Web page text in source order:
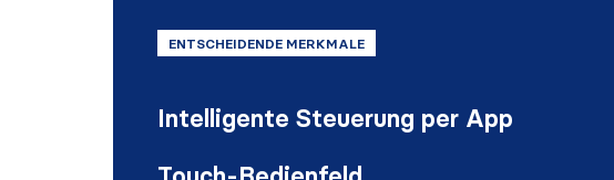
ENTSCHEIDENDE MERKMALE
Intelligente Steuerung per App